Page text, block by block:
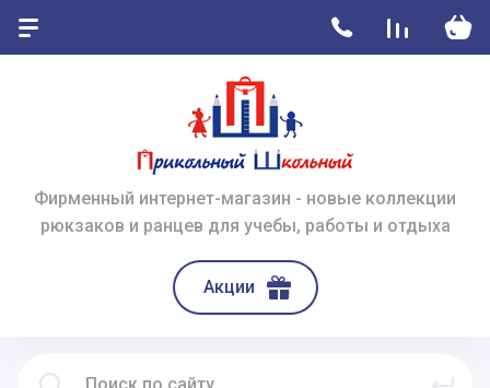
Фирменный интернет-магазин - новые коллекции
рюкзаков и ранцев для учебы, работы и отдыха
Акции